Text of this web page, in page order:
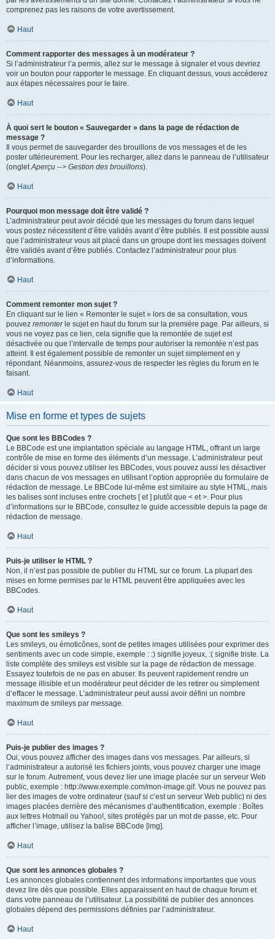
comprenez pas les raisons de votre avertissement.
Haut
Comment rapporter des messages à un modérateur ?
Si l’administrateur l’a permis, allez sur le message à signaler et vous devriez
voir un bouton pour rapporter le message. En cliquant dessus, vous accéderez
aux étapes nécessaires pour le faire.
Haut
À quoi sert le bouton « Sauvegarder » dans la page de rédaction de
message ?
Il vous permet de sauvegarder des brouillons de vos messages et de les
poster ultérieurement. Pour les recharger, allez dans le panneau de l’utilisateur
(ongletAperçu --> Gestion des brouillons).
Haut
Pourquoi mon message doit être validé ?
L’administrateur peut avoir décidé que les messages du forum dans lequel
vous postez nécessitent d’être validés avant d’être publiés. Il est possible aussi
que l’administrateur vous ait placé dans un groupe dont les messages doivent
être validés avant d’être publiés. Contactez l’administrateur pour plus
d’informations.
Haut
Comment remonter mon sujet ?
En cliquant sur le lien « Remonter le sujet » lors de sa consultation, vous
pouvez remonterle sujet en haut du forum sur la première page. Par ailleurs, si
vous ne voyez pas ce lien, cela signifie que la remontée de sujet est
désactivée ou que l’intervalle de temps pour autoriser la remontée n’est pas
atteint. Il est également possible de remonter un sujet simplement en y
répondant. Néanmoins, assurez-vous de respecter les règles du forum en le
faisant.
Haut
Mise en forme et types de sujets
Que sont les BBCodes ?
Le BBCode est une implantation spéciale au langage HTML, offrant un large
contrôle de mise en forme des éléments d’un message. L’administrateur peut
décider si vous pouvez utiliser les BBCodes, vous pouvez aussi les désactiver
dans chacun de vos messages en utilisant l’option appropriée du formulaire de
rédaction de message. Le BBCode lui-même est similaire au style HTML, mais
les balises sont incluses entre crochets [ et ] plutôt que < et >. Pour plus
d’informations sur le BBCode, consultez le guide accessible depuis la page de
rédaction de message.
Haut
Puis-je utiliser le HTML ?
Non, il n’est pas possible de publier du HTML sur ce forum. La plupart des
mises en forme permises par le HTML peuvent être appliquées avec les
BBCodes.
Haut
Que sont les smileys ?
Les smileys, ou émoticônes, sont de petites images utilisées pour exprimer des
sentiments avec un code simple, exemple : :) signifie joyeux, :( signifie triste. La
liste complète des smileys est visible sur la page de rédaction de message.
Essayez toutefois de ne pas en abuser. Ils peuvent rapidement rendre un
message illisible et un modérateur peut décider de les retirer ou simplement
d’effacer le message. L’administrateur peut aussi avoir défini un nombre
maximum de smileys par message.
Haut
Puis-je publier des images ?
Oui, vous pouvez afficher des images dans vos messages. Par ailleurs, si
l’administrateur a autorisé les fichiers joints, vous pouvez charger une image
sur le forum. Autrement, vous devez lier une image placée sur un serveur Web
public, exemple : http://www.exemple.com/mon-image.gif. Vous ne pouvez pas
lier des images de votre ordinateur (sauf si c’est un serveur Web public) ni des
images placées derrière des mécanismes d’authentification, exemple : Boîtes
aux lettres Hotmail ou Yahoo!, sites protégés par un mot de passe, etc. Pour
afficher l’image, utilisez la balise BBCode [img].
Haut
Que sont les annonces globales ?
Les annonces globales contiennent des informations importantes que vous
devez lire dès que possible. Elles apparaissent en haut de chaque forum et
dans votre panneau de l’utilisateur. La possibilité de publier des annonces
globales dépend des permissions définies par l’administrateur.
Haut